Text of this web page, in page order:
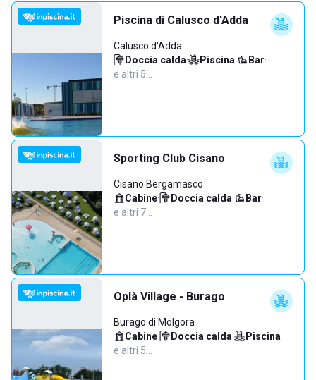
Piscina di Calusco d'Adda
Calusco d'Adda
Doccia calda· Piscina· Bar·
e altri 5…
Sporting Club Cisano
Cisano Bergamasco
Cabine· Doccia calda· Bar·
e altri 7…
Oplà Village - Burago
Burago di Molgora
Cabine· Doccia calda· Piscina·
e altri 5…